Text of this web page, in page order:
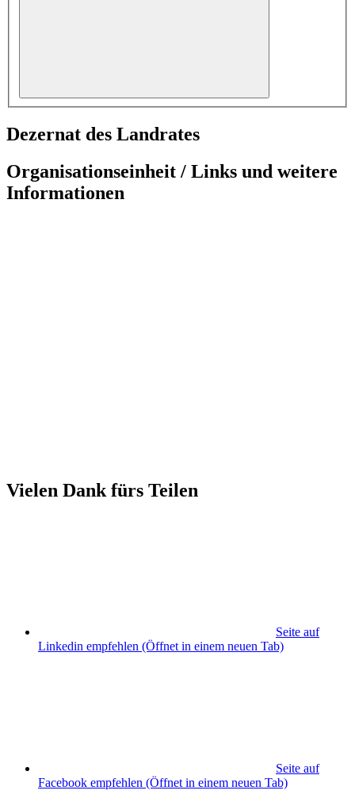
Dezernat des Landrates
Organisationseinheit / Links und weitere
Informationen
Vielen Dank fürs Teilen
Seite auf
Linkedin empfehlen (Öffnet in einem neuen Tab)
Seite auf
Facebook empfehlen (Öffnet in einem neuen Tab)